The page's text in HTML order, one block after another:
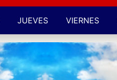
JUEVES VIERNES